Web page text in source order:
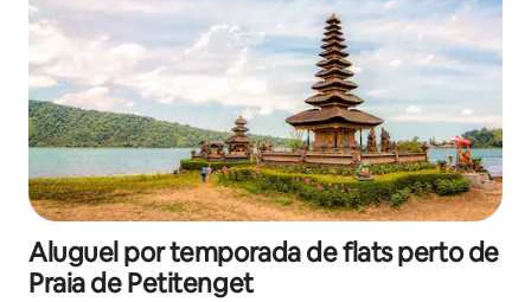
Aluguel por temporada de flats perto de
Praia de Petitenget